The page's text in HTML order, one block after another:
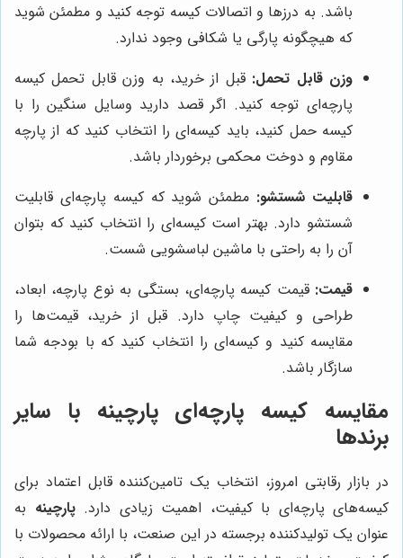
باشد. به درزها و اتصالات کیسه توجه کنید و مطمئن شوید
که هیچگونه پارگی یا شکافی وجود ندارد.
وزن قابل تحمل: قبل از خرید، به وزن قابل تحمل کیسه
پارچه‌ای توجه کنید. اگر قصد دارید وسایل سنگین را با
کیسه حمل کنید، باید کیسه‌ای را انتخاب کنید که از پارچه
مقاوم و دوخت محکمی برخوردار باشد.
قابلیت شستشو: مطمئن شوید که کیسه پارچه‌ای قابلیت
شستشو دارد. بهتر است کیسه‌ای را انتخاب کنید که بتوان
آن را به راحتی با ماشین لباسشویی شست.
قیمت: قیمت کیسه پارچه‌ای، بستگی به نوع پارچه، ابعاد،
طراحی و کیفیت چاپ دارد. قبل از خرید، قیمت‌ها را
مقایسه کنید و کیسه‌ای را انتخاب کنید که با بودجه شما
سازگار باشد.
مقایسه کیسه پارچه‌ایپارچینه با سایر
برندها
در بازار رقابتی امروز، انتخاب یک تامین‌کننده قابل اعتماد برای
کیسه‌های پارچه‌ای با کیفیت، اهمیت زیادی دارد.پارچینه به
عنوان یک تولیدکننده برجسته در این صنعت، با ارائه محصولات با